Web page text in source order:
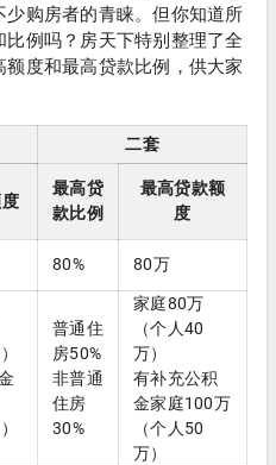
购房者的青睐。但你知道所
例吗？房天下特别整理了全
度和最高贷款比例，供大家
二套
最高贷
款比例
最高贷款额
度
80% 80万
普通住
房50%
非普通
住房
30%
家庭80万
（个人40
万）
有补充公积
金家庭100万
（个人50
万）